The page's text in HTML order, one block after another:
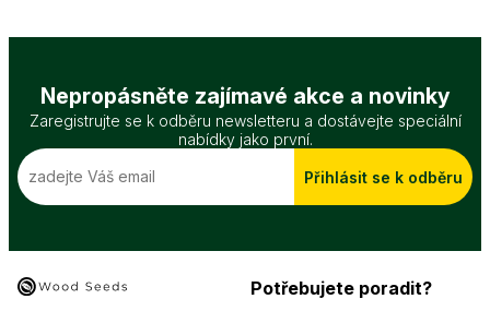
Nepropásněte zajímavé akce a novinky
Zaregistrujte se k odběru newsletteru a dostávejte speciální
nabídky jako první.
Přihlásit se k odběru
Potřebujete poradit?